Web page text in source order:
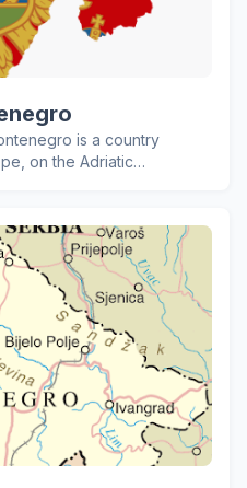
is a country
on the Adriatic…